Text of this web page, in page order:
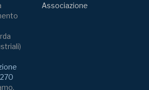
Associazione